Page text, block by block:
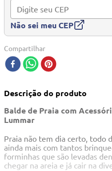
Não sei meu CEP
Compartilhar
Descrição do produto
Balde de Praia com
Lummar
Praia não tem dia certo, todo
ainda mais com tantos
forminhas que são levadas
chegar na areia e já cair na